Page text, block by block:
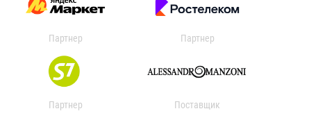
Партнер Партнер
Партнер Поставщик